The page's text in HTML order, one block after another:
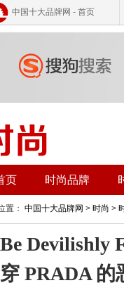
中国十大品牌网 - 首页
页 时尚品牌
置： 中国十大品牌网 > 时尚 >
Be
穿 PRADA